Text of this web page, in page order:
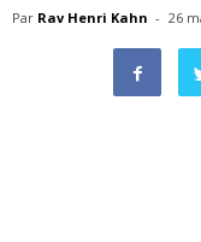
Par Rav Henri Kahn - 26